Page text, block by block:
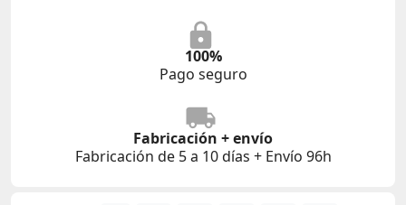
100%
Pago seguro
Fabricación + envío
Fabricación de 5 a 10 días + Envío 96h